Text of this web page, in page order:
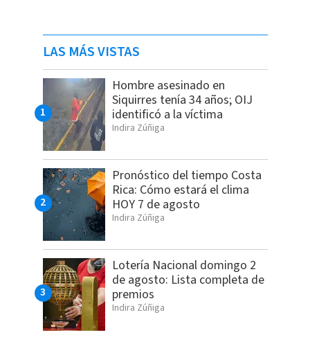
LAS MÁS VISTAS
Hombre asesinado en
Siquirres tenía 34 años; OIJ
identificó a la víctima
Indira Zúñiga
Pronóstico del tiempo Costa
Rica: Cómo estará el clima
HOY 7 de agosto
Indira Zúñiga
Lotería Nacional domingo 2
de agosto: Lista completa de
premios
Indira Zúñiga